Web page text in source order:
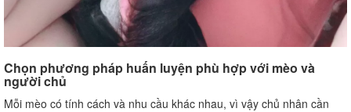
Chọn phương pháp huấn luyện phù hợp với mèo và
người chủ
Mỗi mèo có tính cách và nhu cầu khác nhau, vì vậy chủ nhân cần